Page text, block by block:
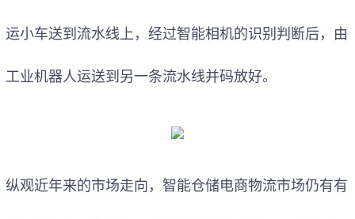
运小车送到流水线上，经过智能相机的识别判断后，由
工业机器人运送到另一条流水线并码放好。
纵观近年来的市场走向，智能仓储电商物流市场仍有有